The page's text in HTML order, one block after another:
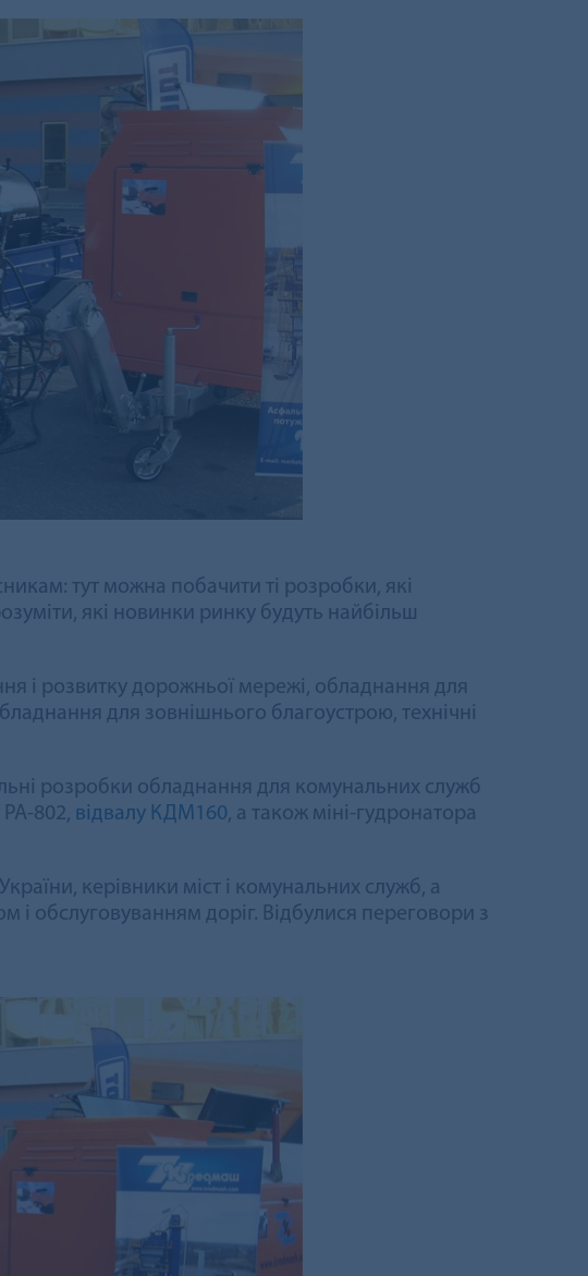
тут можна побачити ті розробки, які
які новинки ринку будуть найбільш
і розвитку дорожньої мережі, обладнання для
для зовнішнього благоустрою, технічні
розробки обладнання для комунальних служб
802, відвалу КДМ160, а також міні-гудронатора
керівники міст і комунальних служб, а
обслуговуванням доріг. Відбулися переговори з